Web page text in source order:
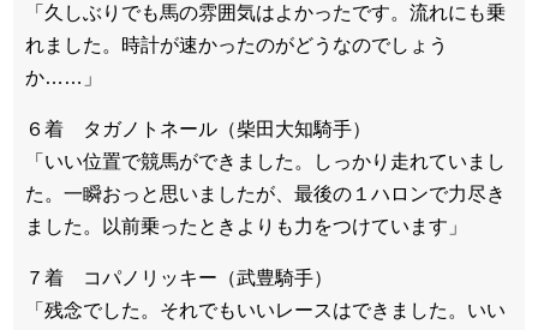
「久しぶりでも馬の雰囲気はよかったです。流れにも乗
れました。時計が速かったのがどうなのでしょう
か……」
６着 タガノトネール（柴田大知騎手）
「いい位置で競馬ができました。しっかり走れていまし
た。一瞬おっと思いましたが、最後の１ハロンで力尽き
ました。以前乗ったときよりも力をつけています」
７着 コパノリッキー（武豊騎手）
「残念でした。それでもいいレースはできました。いい